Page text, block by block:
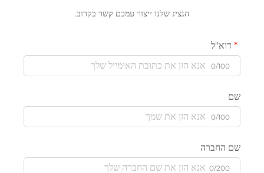
הנציג שלנו ייצור עמכם קשר בקרוב.
דוא"ל
0/100
שם
0/100
שם החברה
0/200